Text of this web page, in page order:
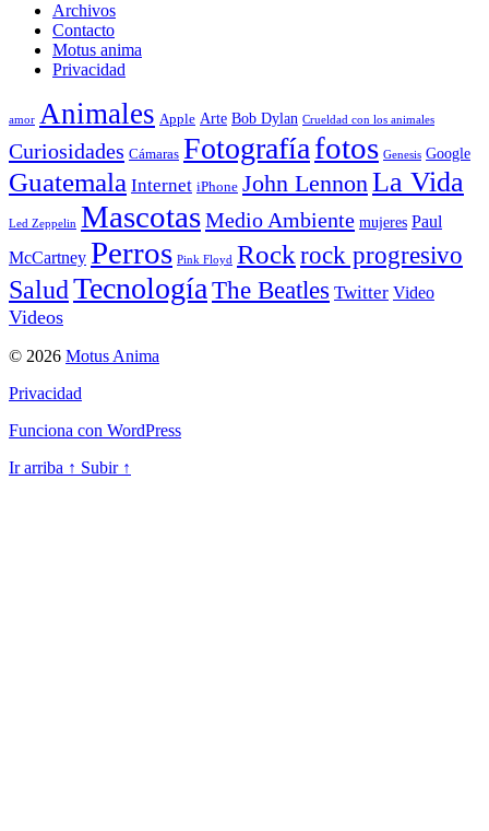
Archivos
Contacto
Motus anima
Privacidad
amor Animales Apple Arte Bob Dylan Crueldad con los animales
Curiosidades Cámaras Fotografíafotos Genesis Google
Guatemala Internet iPhone John LennonLa Vida
Led Zeppelin MascotasMedio Ambiente mujeres Paul
McCartney Perros Pink Floyd Rock rock progresivo
SaludTecnología The Beatles Twitter Video
Videos
© 2026 Motus Anima
Privacidad
Funciona con WordPress
Ir arriba ↑ Subir ↑